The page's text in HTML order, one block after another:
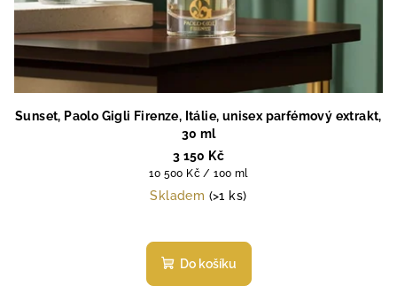
Sunset, Paolo Gigli Firenze, Itálie, unisex parfémový extrakt,
30 ml
3 150 Kč
Měrná
cena:
10 500 Kč / 100 ml
Skladem (>1 ks)
hodnocení
produktu
Do košíku